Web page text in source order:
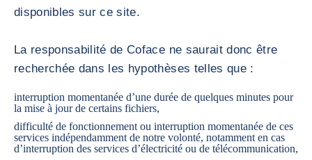
disponibles sur ce site.
La responsabilité de Coface ne saurait donc être
recherchée dans les hypothèses telles que :
interruption momentanée d’une durée de quelques minutes pour
la mise à jour de certains fichiers,
difficulté de fonctionnement ou interruption momentanée de ces
services indépendamment de notre volonté, notamment en cas
d’interruption des services d’électricité ou de télécommunication,